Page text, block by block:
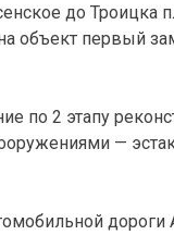
до Троицка
объект первый
по 2 этапу
—